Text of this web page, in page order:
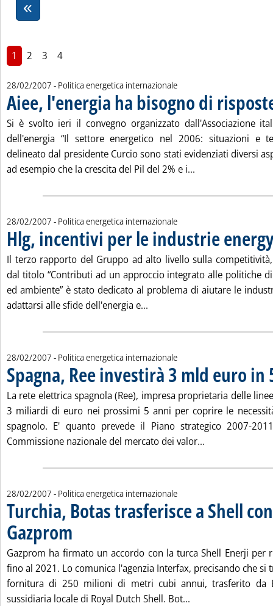
1 2 3 4
28/02/2007 - Politica energetica internazionale
Aiee, l'energia ha bisogno di
Si è svolto ieri il convegno organizzato dall'Associazione
dell'energia “Il settore energetico nel 2006: situazioni e
delineato dal presidente Curcio sono stati evidenziati diversi
ad esempio che la crescita del Pil del 2% e i...
28/02/2007 - Politica energetica internazionale
Hlg, incentivi per le industrie
Il terzo rapporto del Gruppo ad alto livello sulla
dal titolo “Contributi ad un approccio integrato alle politiche
ed ambiente” è stato dedicato al problema di aiutare le
adattarsi alle sfide dell'energia e...
28/02/2007 - Politica energetica internazionale
Spagna, Ree investirà 3 mld euro in
La rete elettrica spagnola (Ree), impresa proprietaria delle
3 miliardi di euro nei prossimi 5 anni per coprire le
spagnolo. E' quanto prevede il Piano strategico 2007-
Commissione nazionale del mercato dei valor...
28/02/2007 - Politica energetica internazionale
Turchia, Botas trasferisce a Shell
Gazprom
Gazprom ha firmato un accordo con la turca Shell Enerji
fino al 2021. Lo comunica l'agenzia Interfax, precisando che
fornitura di 250 milioni di metri cubi annui, trasferito da
sussidiaria locale di Royal Dutch Shell. Bot...